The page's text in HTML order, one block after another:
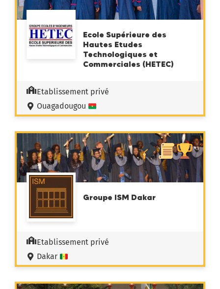
Ecole Supérieure des
Hautes Etudes
Technologiques et
Commerciales (HETEC)
Etablissement privé
Ouagadougou
Groupe ISM Dakar
Etablissement privé
Dakar